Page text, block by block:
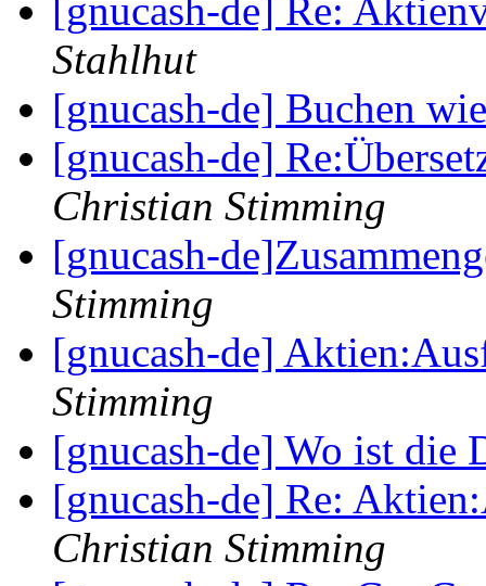
[gnucash-de] Re:
Stahlhut
[gnucash-de] Buchen
[gnucash-de]
Christian Stimming
[gnucash-
Stimming
[gnucash-de]
Stimming
[gnucash-de] Wo ist die
[gnucash-de] Re:
Christian Stimming